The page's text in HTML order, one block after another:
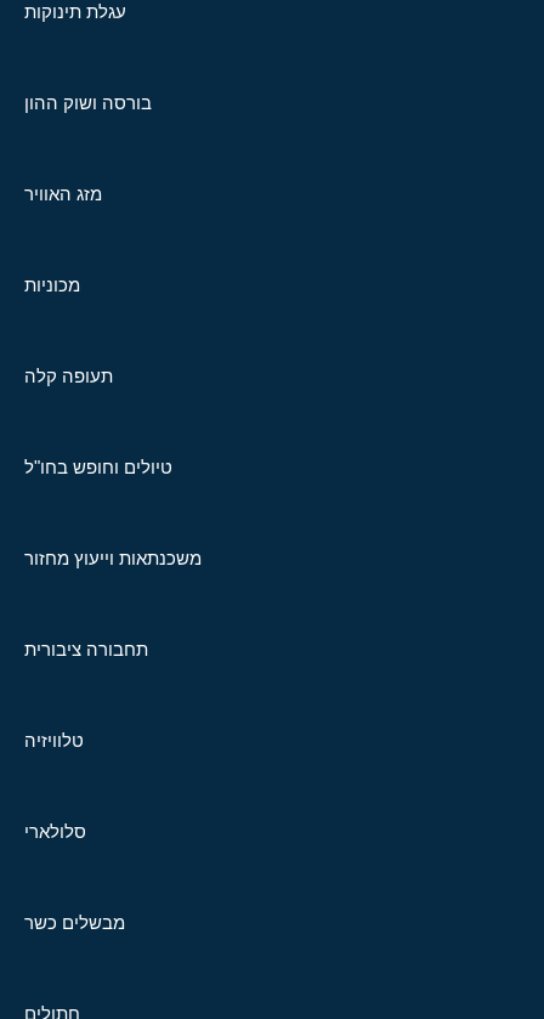
עגלת תינוקות
בורסה ושוק ההון
מזג האוויר
מכוניות
תעופה קלה
טיולים וחופש בחו"ל
משכנתאות וייעוץ מחזור
תחבורה ציבורית
טלוויזיה
סלולארי
מבשלים כשר
חתולים